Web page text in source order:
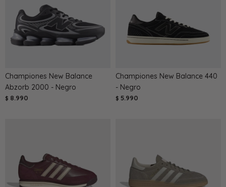
Championes New Balance
Abzorb 2000 - Negro
$ 8.990
Championes New Balance 440
- Negro
$ 5.990